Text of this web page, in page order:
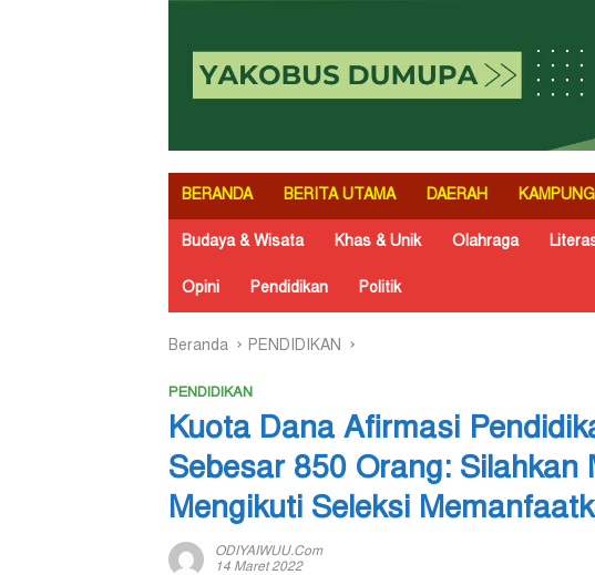
BERANDA BERITA UTAMA DAERAH KAMPUNG
Budaya & Wisata Khas & Unik Olahraga
Opini Pendidikan Politik
Beranda PENDIDIKAN
PENDIDIKAN
Kuota Dana Afirmasi
Sebesar 850 Orang: Silahkan
Mengikuti Seleksi
ODIYAIWUU.com
14 Maret 2022